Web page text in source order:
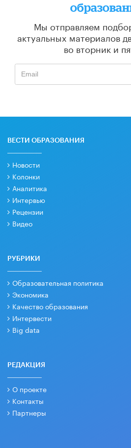
Мы отправляем
актуальных материалов
во вторник и
ВЕСТИ ОБРАЗОВАНИЯ
Новости
Колонки
Аналитика
Интервью
Рецензии
Видео
РУБРИКИ
Образовательная политика
Экономика
Качество образования
Интервести
Big data
РЕДАКЦИЯ
О проекте
Контакты
Партнеры